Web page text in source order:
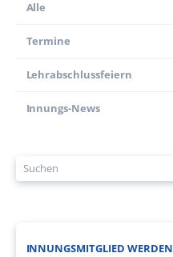
Alle
Termine
Lehr­abschluss­feiern
Innungs-News
INNUNGSMITGLIED WERDEN